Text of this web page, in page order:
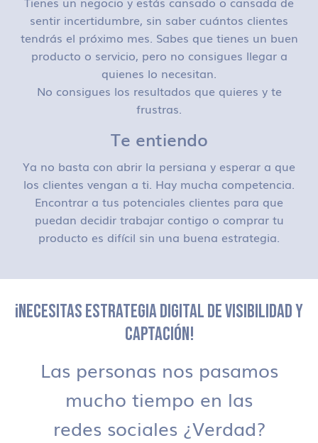
sentir incertidumbre, sin saber cuántos clientes
tendrás el próximo mes. Sabes que tienes un buen
producto o servicio, pero no consigues llegar a
quienes lo necesitan.
No consigues los resultados que quieres y te
frustras.
Te entiendo
Ya no basta con abrir la persiana y esperar a que
los clientes vengan a ti. Hay mucha competencia.
Encontrar a tus potenciales clientes para que
puedan decidir trabajar contigo o comprar tu
producto es difícil sin una buena estrategia.
¡NECESITAS ESTRATEGIA DIGITAL DE VISIBILIDAD Y
CAPTACIÓN!
Las personas nos pasamos
mucho tiempo en las
redes sociales ¿Verdad?